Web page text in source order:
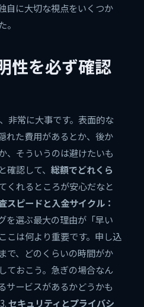
自に大切な視点をいくつか
。
性を必ず確認
非常に大事です。表面的な
れた費用があるとか、後か
、そういうのは避けたいも
確認して、総額でどれくら
くれるところが安心だなと
スピードと入金サイクル：
を選ぶ最大の理由が「早い
こは何より重要です。申し込
で、どのくらいの時間がか
ておこう。急ぎの場合なん
サービスがあるかどうかも
セキュリティとプライバシ